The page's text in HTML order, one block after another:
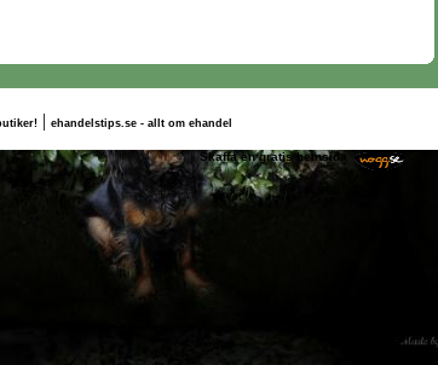
| ehandelstips.se - allt om ehandel
Skaffa en gratis hemsida